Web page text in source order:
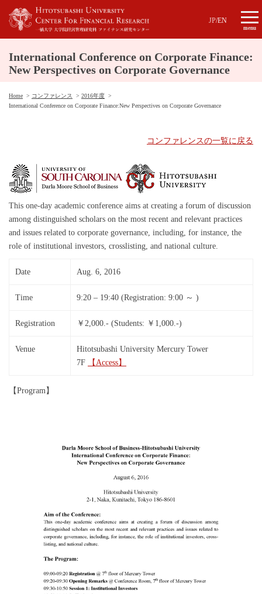
JP/EN
menu
International Conference on Corporate Finance:
New Perspectives on Corporate Governance
Home コンファレンス
2016年度
International Conference on Corporate Finance:New Perspectives on Corporate Governance
コンファレンスの一覧に戻る
This one-day academic conference aims at creating a forum of discussion
among distinguished scholars on the most recent and relevant practices
and issues related to corporate governance, including, for instance, the
role of institutional investors, crosslisting, and national culture.
Date Aug. 6, 2016
Time 9:20 – 19:40 (Registration: 9:00 ～ )
Registration ￥2,000.- (Students: ￥1,000.-)
Venue
Hitotsubashi University Mercury Tower
7F
【Access】
【Program】